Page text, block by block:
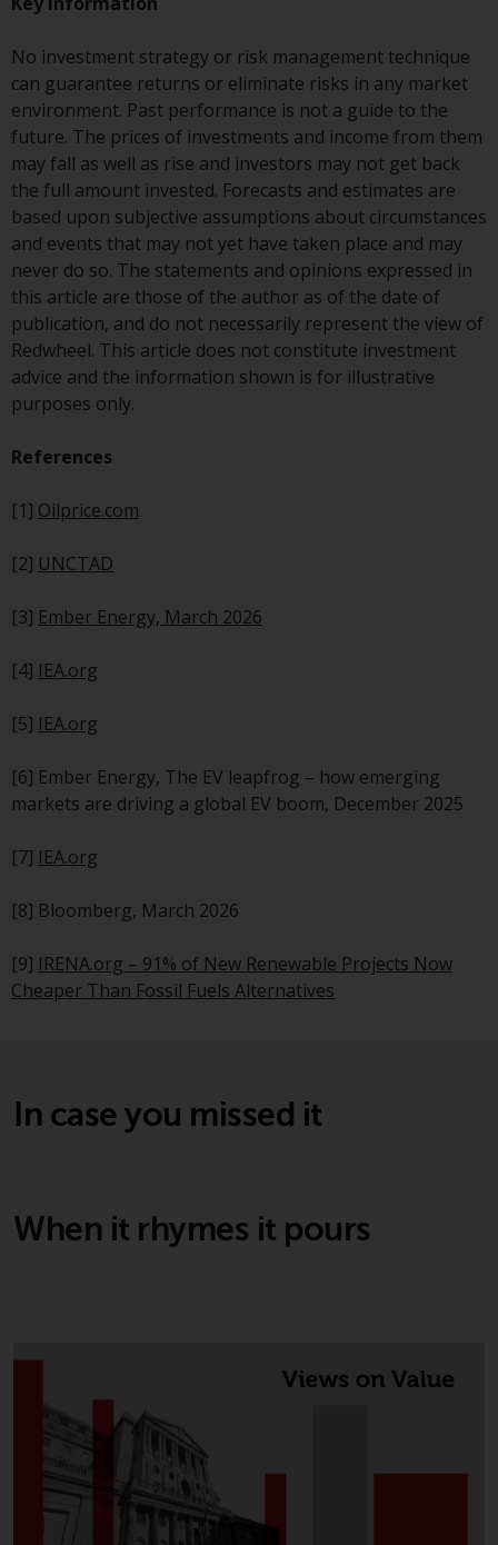
in vollem Umfang in Kraft und
wirksam.
Copyright
Kein Teil dieser Website darf
ohne die vorherige schriftliche
Genehmigung von Redwheel in
irgendeiner Weise reproduziert
werden. Copyright 2016 ©
No investment strategy or risk management technique
can guarantee returns or eliminate risks in any market
environment. Past performance is not a guide to the
future. The prices of investments and income from them
may fall as well as rise and investors may not get back
the full amount invested. Forecasts and estimates are
based upon subjective assumptions about circumstances
and events that may not yet have taken place and may
never do so. The statements and opinions expressed in
this article are those of the author as of the date of
publication, and do not necessarily represent the view of
Redwheel. This article does not constitute investment
advice and the information shown is for illustrative
purposes only.
References
[1] Oilprice.com
[2] UNCTAD
[3] Ember Energy, March 2026
[4] IEA.org
[5] IEA.org
[6] Ember Energy, The EV leapfrog – how emerging
markets are driving a global EV boom, December 2025
[7] IEA.org
[8] Bloomberg, March 2026
[9] IRENA.org – 91% of New Renewable Projects Now
Cheaper Than Fossil Fuels Alternatives
In case you missed it
When it rhymes it pours